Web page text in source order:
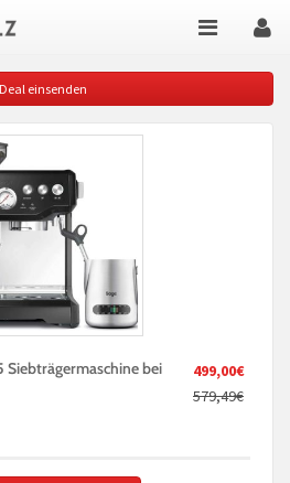
Deal einsenden
499,00€
579,49€
Siebträgermaschine bei